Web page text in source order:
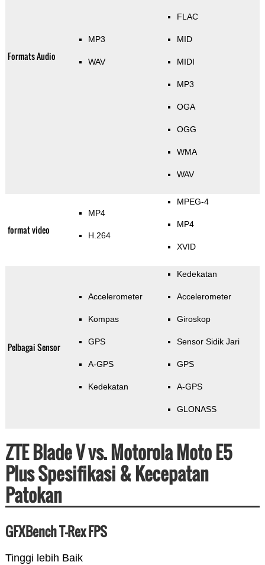
Formats Audio
MP3
WAV
FLAC
MID
MIDI
MP3
OGA
OGG
WMA
WAV
format video
MP4
H.264
MPEG-4
MP4
XVID
Pelbagai Sensor
Accelerometer
Kompas
GPS
A-GPS
Kedekatan
Kedekatan
Accelerometer
Giroskop
Sensor Sidik Jari
GPS
A-GPS
GLONASS
ZTE Blade V vs. Motorola Moto E5
Plus Spesifikasi & Kecepatan
Patokan
GFXBench T-Rex FPS
Tinggi lebih Baik